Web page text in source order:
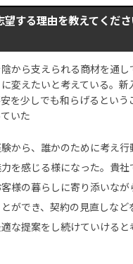
望する理由を教えてくだ
から支えられる商材を通し
に変えたいと考えている。新
を少しでも和らげるという
いた
から、誰かのために考え行
を感じる様になった。貴社
様の暮らしに寄り添いなが
ができ、契約の見直しなど
な提案をし続けていけると